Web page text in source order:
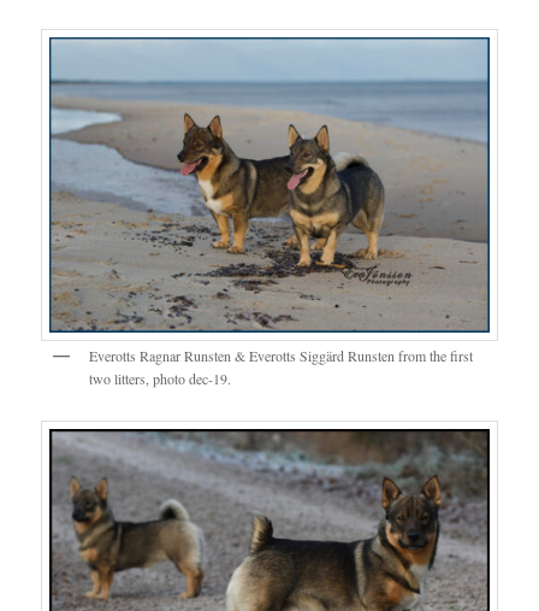
Everotts Ragnar Runsten & Everotts Siggärd Runsten from the first
two litters, photo dec-19.